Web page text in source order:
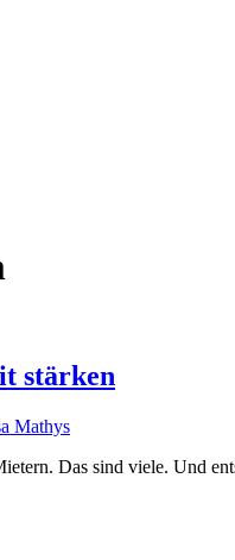
stärken
Mathys
Das sind viele. Und